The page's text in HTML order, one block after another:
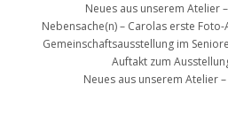
Neues aus unserem Atelier
Nebensache(n) – Carolas erste
Gemeinschaftsausstellung im
Auftakt zum
Neues aus unserem Atelier